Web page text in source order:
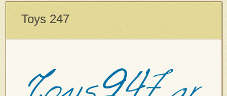
Toys 247